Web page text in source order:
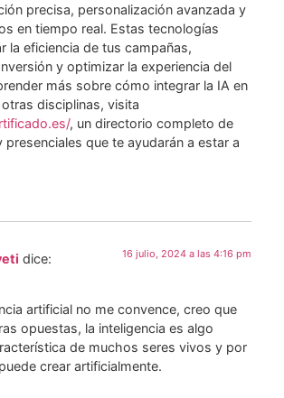
precisa, personalización avanzada y
en tiempo real. Estas tecnologías
la eficiencia de tus campañas,
y optimizar la experiencia del
más sobre cómo integrar la IA en
disciplinas, visita
, un directorio completo de
presenciales que te ayudarán a estar a
dice: 16 julio, 2024 a las 4:16 pm
artificial no me convence, creo que
opuestas, la inteligencia es algo
de muchos seres vivos y por
crear artificialmente.